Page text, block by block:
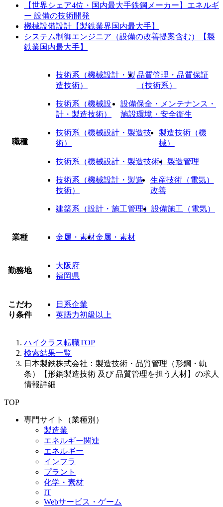
【世界シェア4位・国内最大手鉄鋼メーカー】エネルギ
ー 設備の技術開発
機械設備設計【製鉄業界国内最大手】
システム制御エンジニア（設備の改善提案含む）【製
鉄業国内最大手】
職種
技術系（機械設計・製
造技術）
品質管理・品質保証
（技術系）
技術系（機械設
計・製造技術）
設備保全・メンテナンス・
施設環境・安全衛生
技術系（機械設計・製造技
術）
製造技術（機
械）
技術系（機械設計・製造技術） 製造管理
技術系（機械設計・製造
技術）
生産技術（電気）
改善
建築系（設計・施工管理） 設備施工（電気）
業種 金属・素材金属・素材
勤務地
大阪府
福岡県
こだわ
り条件
日系企業
英語力初級以上
ハイクラス転職TOP
検索結果一覧
日本製鉄株式会社：製造技術・品質管理（形鋼・軌
条）【形鋼製造技術 及び 品質管理を担う人材】の求人
情報詳細
TOP
専門サイト（業種別）
製造業
エネルギー関連
エネルギー
インフラ
プラント
化学・素材
IT
Webサービス・ゲーム